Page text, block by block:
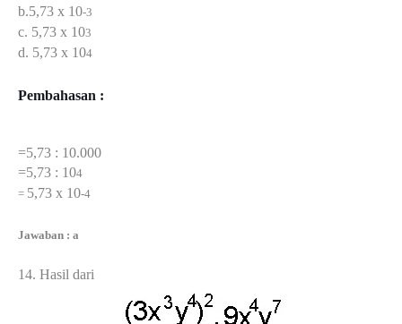
b.5,73 x 10-3
c. 5,73 x 103
d. 5,73 x 104
Pembahasan :
=5,73 : 10.000
=5,73 : 104
= 5,73 x 10-4
Jawaban : a
14. Hasil dari